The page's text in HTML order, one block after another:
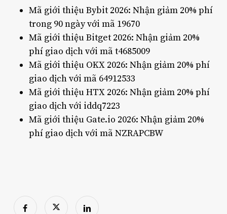
Mã giới thiệu Bybit 2026: Nhận giảm 20% phí
trong 90 ngày với mã 19670
Mã giới thiệu Bitget 2026: Nhận giảm 20%
phí giao dịch với mã t4685009
Mã giới thiệu OKX 2026: Nhận giảm 20% phí
giao dịch với mã 64912533
Mã giới thiệu HTX 2026: Nhận giảm 20% phí
giao dịch với iddq7223
Mã giới thiệu Gate.io 2026: Nhận giảm 20%
phí giao dịch với mã NZRAPCBW